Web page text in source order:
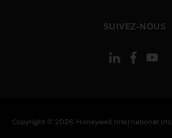
SUIVEZ-NOUS
Copyright © 2026 Honeywell International Inc